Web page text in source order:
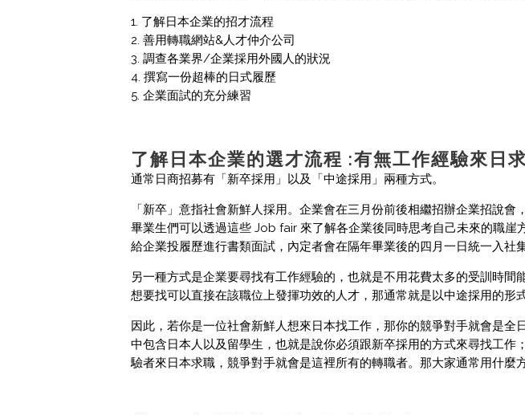
1. 了解日本企業的招才流程
2. 善用轉職網站&人才仲介公司
3. 調查各業界/企業採用外國人的狀況
4. 撰寫一份超棒的日式履歷
5. 企業面試的充分練習
了解日本企業的選才流程 :有無工作經驗來日
通常日商招募有「新卒採用」以及「中途採用」兩種方式。
「新卒」意指社會新鮮人採用。企業會在三月份前後相繼招辦企業招說會
畢業生們可以透過這些 Job fair 來了解各企業後同時思考自己未來的職崖
給企業投履歷進行書類面試，內定者會在隔年畢業後的四月一日統一入社
另一種方式是企業要尋找有工作經驗的，也就是不用花費太多的受訓時間
想要找可以直接在該職位上發揮功效的人才，那通常就是以中途採用的形
因此，若你是一位社會新鮮人想來日本找工作，那你的競爭對手就會是全
中包含日本人以及留學生，也就是說你必須跟新卒採用的方式來尋找工作
驗者來日本求職，競爭對手就會是這裡所有的轉職者。那大家通常用什麼